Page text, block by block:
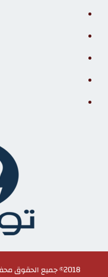
2018© جميع الحقوق محفوظة لمركز